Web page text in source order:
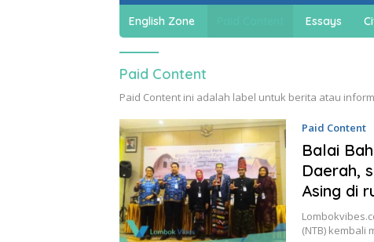
English Zone Essays
Paid Content
Paid Content ini adalah label untuk berita atau
Paid Content
Balai
Daerah,
Asing di
(NTB)